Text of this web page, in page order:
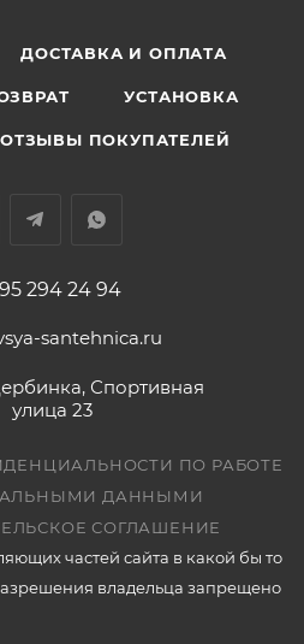
ДОСТАВКА И ОПЛАТА
УСТАНОВКА
ОТЗЫВЫ ПОКУПАТЕЛЕЙ
294 24 94
santehnica.ru
Спортивная
улица 23
ПО РАБОТЕ
ДАННЫМИ
СОГЛАШЕНИЕ
частей сайта в какой бы то
владельца запрещено